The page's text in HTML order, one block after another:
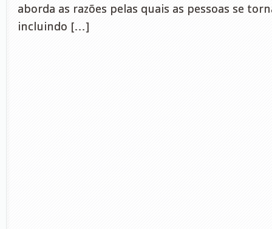
aborda as razões pelas quais as pessoas se
incluindo […]